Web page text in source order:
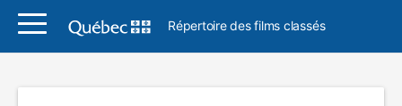
Répertoire des films classés